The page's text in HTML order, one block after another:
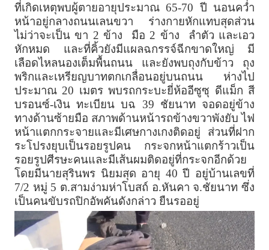
ที่เกิดเหตุพบผู้ตายอายุประมาณ 65-70 ปี นอนคว่ำ
หน้าอยู่กลางถนนเลนขวา ร่างกายหักแทบสุดส่วน
ไม่ว่าจะเป็น ขา 2 ข้าง มือ 2 ข้าง ลำตัว และเอว
หักหมด และที่คิ้วยังมีแผลฉกรรจ์ฉีกขาดใหญ่ มี
เลือดไหลนองเต็มพื้นถนน และยังพบถุงกับข้าว ถุง
พริกและเหรียญบาทตกเกลื่อนอยู่บนถนน ห่างไป
ประมาณ 20 เมตร พบรถกระบะยี่ห้ออีซูซุ ดีแม็ก สี
บรอนซ์-เงิน ทะเบียน บฉ 39 ชัยนาท จอดอยู่ข้าง
ทางด้านซ้ายมือ สภาพด้านหน้ารถข้างขวาพังยับ ไฟ
หน้าแตกกระจายและมีเศษกางเกงติดอยู่ ส่วนที่ฝาก
ระโปรงยุบเป็นรอยรูปคน กระจกหน้าแตกร้าวเป็น
รอยรูปศีรษะคนและมีเส้นผมติดอยู่ที่กระจกอีกด้วย
โดยมีนายสุรินพร นิยมสุด อายุ 40 ปี อยู่บ้านเลขที่
7/2 หมู่ 5 ต.สามง่ามห่าโบสถ์ อ.หันคา จ.ชัยนาท ซึ่ง
เป็นคนขับรถปิกอัพคันดังกล่าว ยืนรออยู่